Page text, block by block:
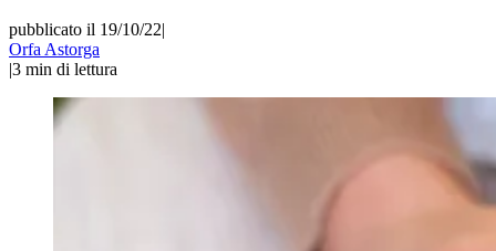
pubblicato il 19/10/22|
Orfa Astorga
|3 min di lettura